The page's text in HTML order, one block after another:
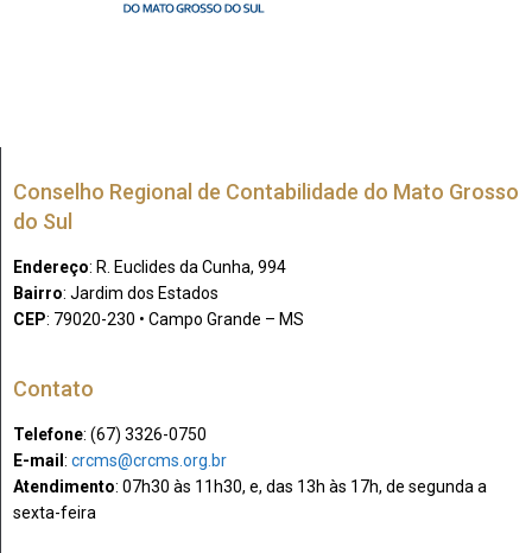
Conselho Regional de Contabilidade do Mato Grosso
do Sul
Endereço: R. Euclides da Cunha, 994
Bairro: Jardim dos Estados
CEP: 79020-230 • Campo Grande – MS
Contato
Telefone: (67) 3326-0750​
E-mail : crcms@crcms.org.br
Atendimento: 07h30 às 11h30, e, das 13h às 17h, de segunda a
sexta-feira